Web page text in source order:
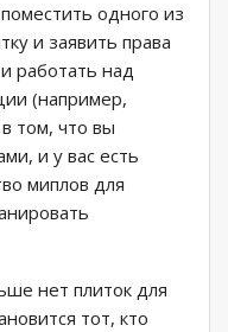
одного из
и заявить права
работать над
(например,
том, что вы
и у вас есть
миплов для
нет плиток для
тот, кто